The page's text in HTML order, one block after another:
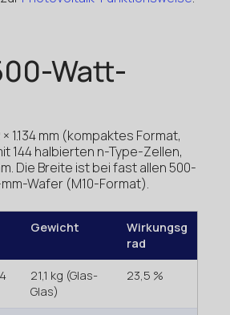
Watt-
1.134 mm (kompaktes Format,
144 halbierten n-Type-Zellen,
Die Breite ist bei fast allen 500-
Wafer (M10-Format).
Gewicht
Wirkungsg
rad
21,1 kg (Glas-
Glas)
23,5 %